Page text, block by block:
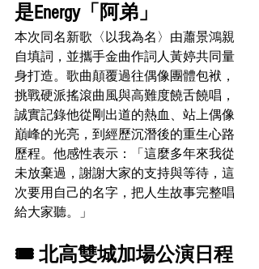
是Energy「阿弟」
本次同名新歌〈以我為名〉由蕭景鴻親
自填詞，並攜手金曲作詞人黃婷共同量
身打造。歌曲顛覆過往偶像團體包袱，
挑戰硬派搖滾曲風與高難度饒舌饒唱，
誠實記錄他從剛出道的熱血、站上偶像
巔峰的光亮，到經歷沉潛後的重生心路
歷程。他感性表示：「這麼多年來我從
未放棄過，謝謝大家的支持與等待，這
次要用自己的名字，把人生故事完整唱
給大家聽。」
🎟️ 北高雙城加場公演日程